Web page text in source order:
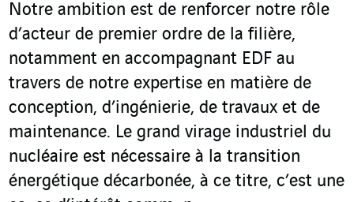
Notre ambition est de renforcer notre rôle
d’acteur de premier ordre de la filière,
notamment en accompagnant EDF au
travers de notre expertise en matière de
conception, d’ingénierie, de travaux et de
maintenance. Le grand virage industriel du
nucléaire est nécessaire à la transition
énergétique décarbonée, à ce titre, c’est une